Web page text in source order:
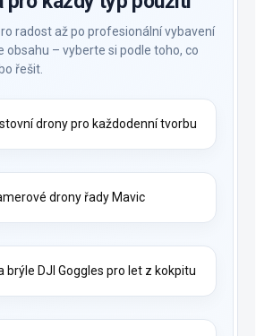
radost až po profesionální vybavení
obsahu – vyberte si podle toho, co
řešit.
drony pro každodenní tvorbu
drony řady Mavic
brýle DJI Goggles pro let z kokpitu